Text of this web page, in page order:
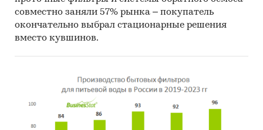
совместно заняли 57% рынка – покупатель
окончательно выбрал стационарные решения
вместо кувшинов.